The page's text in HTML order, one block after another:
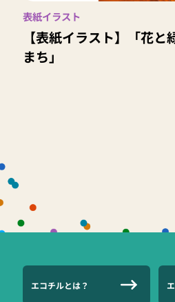
表紙イラスト
【表紙イラスト】「花
まち」
エコチルとは？